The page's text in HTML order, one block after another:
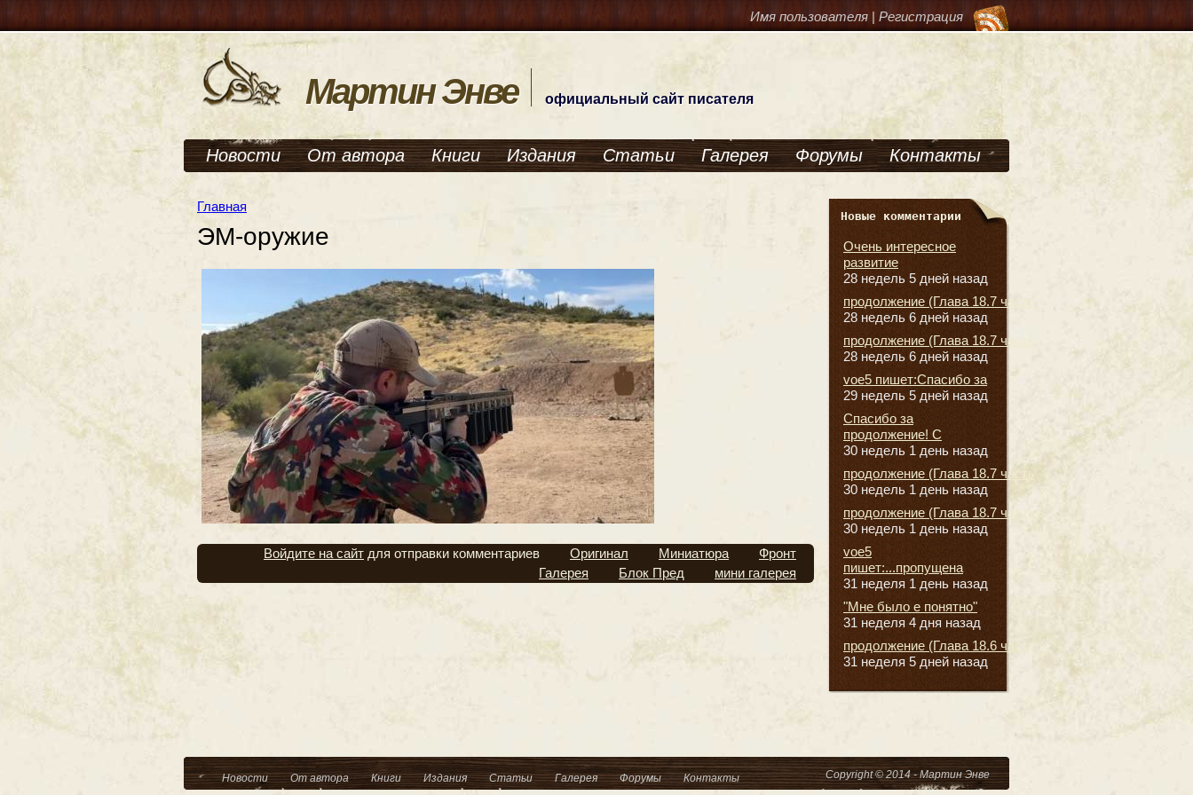
Имя пользователя | Регистрация
Мартин Энве официальный сайт писателя
Новости От автора Книги Издания Статьи Галерея Форумы Контакты
Главная
ЭМ-оружие
Войдите на сайт для отправки комментариев Оригинал Миниатюра
Фронт
Галерея
Блок Пред мини галерея
Новые комментарии
Очень интересное
развитие
28 недель 5 дней назад
продолжение (Глава 18.7 часть
28 недель 6 дней назад
продолжение (Глава 18.7 часть
28 недель 6 дней назад
voe5 пишет:Спасибо за
29 недель 5 дней назад
Спасибо за
продолжение! С
30 недель 1 день назад
продолжение (Глава 18.7 часть
30 недель 1 день назад
продолжение (Глава 18.7 часть
30 недель 1 день назад
voe5
пишет:...пропущена
31 неделя 1 день назад
"Мне было е понятно"
31 неделя 4 дня назад
продолжение (Глава 18.6 часть
31 неделя 5 дней назад
Copyright © 2014 - Мартин Энве
Новости От автора Книги Издания Статьи Галерея Форумы Контакты